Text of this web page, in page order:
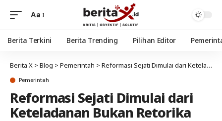
Aa
Berita Terkini Berita Trending Pilihan Editor
Berita X > Blog > Pemerintah > Reformasi Sejati Dimulai dari Keteladanan Bukan Retorika
Pemerintah
Reformasi Sejati Dimulai dari
Keteladanan Bukan Retorika